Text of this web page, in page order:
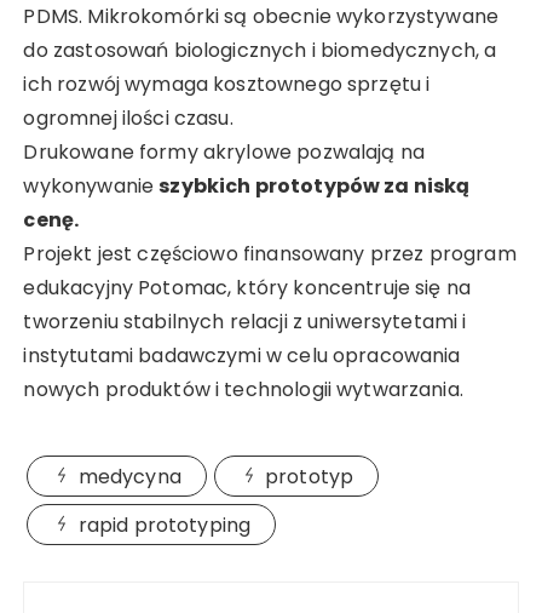
PDMS. Mikrokomórki są obecnie wykorzystywane
do zastosowań biologicznych i biomedycznych, a
ich rozwój wymaga kosztownego sprzętu i
ogromnej ilości czasu.
Drukowane formy akrylowe pozwalają na
wykonywanieszybkich prototypów za niską
cenę.
Projekt jest częściowo finansowany przez program
edukacyjny Potomac, który koncentruje się na
tworzeniu stabilnych relacji z uniwersytetami i
instytutami badawczymi w celu opracowania
nowych produktów i technologii wytwarzania.
medycyna
prototyp
rapid prototyping